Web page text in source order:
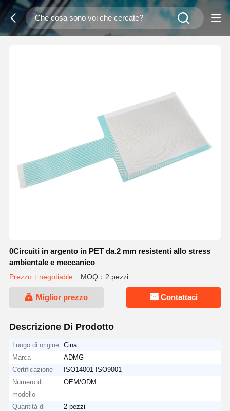
0Circuiti in argento in PET da.2 mm resistenti allo stress
ambientale e meccanico
Prezzo：negotiable MOQ：2 pezzi
Miglior prezzo Contattaci
Descrizione Di Prodotto
Luogo di origine
Cina
Marca
ADMG
Certificazione
ISO14001 ISO9001
Numero di
modello
OEM/ODM
Quantità di
2 pezzi